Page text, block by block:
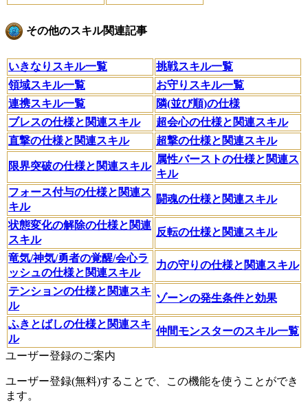
その他のスキル関連記事
いきなりスキル一覧
挑戦スキル一覧
領域スキル一覧
お守りスキル一覧
連携スキル一覧
隣(並び順)の仕様
ブレスの仕様と関連スキル
超会心の仕様と関連スキル
直撃の仕様と関連スキル
超撃の仕様と関連スキル
限界突破の仕様と関連スキル
属性バーストの仕様と関連ス
キル
フォース付与の仕様と関連ス
キル
闘魂の仕様と関連スキル
状態変化の解除の仕様と関連
スキル
反転の仕様と関連スキル
竜気/神気/勇者の覚醒/会心ラ
ッシュの仕様と関連スキル
力の守りの仕様と関連スキル
テンションの仕様と関連スキ
ル
ゾーンの発生条件と効果
ふきとばしの仕様と関連スキ
ル
仲間モンスターのスキル一覧
ユーザー登録のご案内
ユーザー登録(無料)することで、この機能を使うことができ
ます。